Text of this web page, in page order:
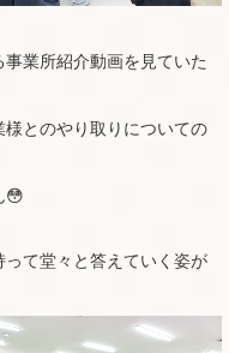
業所紹介動画を見ていた
とのやり取りについての
😳
て堂々と答えていく姿が